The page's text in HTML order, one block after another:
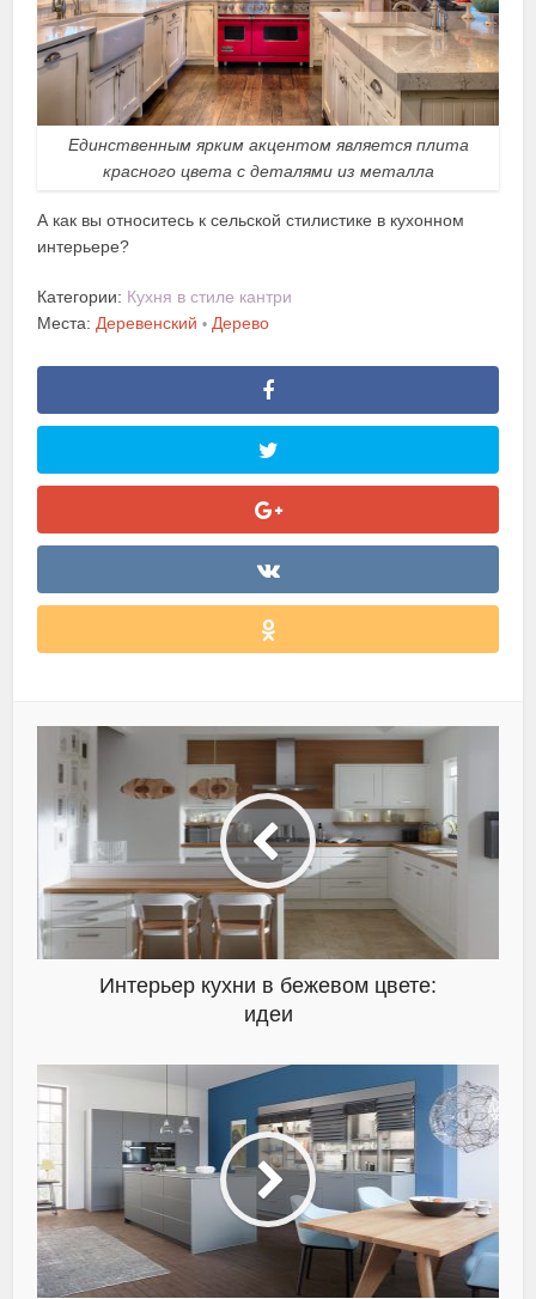
Единственным ярким акцентом является плита
красного цвета с деталями из металла
А как вы относитесь к сельской стилистике в кухонном
интерьере?
Категории: Кухня в стиле кантри
Места:Деревенский • Дерево
Интерьер кухни в бежевом цвете:
идеи